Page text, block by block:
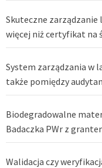
Skuteczne
więcej niż certyfikat na
System zarządzania w
także pomiędzy
Biodegradowalne
Badaczka PWr z
Walidacja czy